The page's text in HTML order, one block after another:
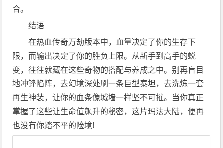
合。
结语
在热血传奇万劫版本中，血量决定了你的生存下
限，而输出决定了你的胜负上限。从新手到高手的蜕
变，往往就藏在这些奇物的搭配与养成之中。别再盲目
地冲锋陷阵，去幻境深处刷一条巨型泰坦，去洗炼一套
再生神装，让你的血条像城墙一样坚不可摧。当你真正
掌握了这些让生命值飙升的秘密，这片玛法大陆，便再
也没有你踏不平的险境!